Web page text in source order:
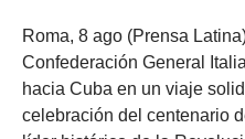
Roma, 8 ago (Prensa
Confederación General
hacia Cuba en un viaje
celebración del centenario